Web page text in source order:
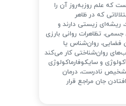
که علم روزبه‌روز آن را
که در ظاهر
ریشه‌ای زیستی دارند و
تظاهرات روانی بارزی
فضایی، روان‌شناس یا
روان‌شناختی کار می‌کند
و سایکوفارماکولوژی
نادرست، درمان
جان مراجع قرار